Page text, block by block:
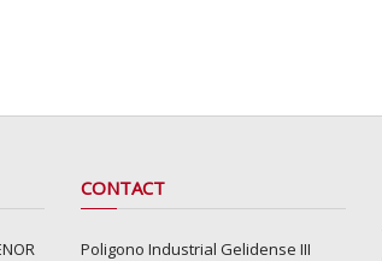
CONTACT
Poligono Industrial Gelidense III